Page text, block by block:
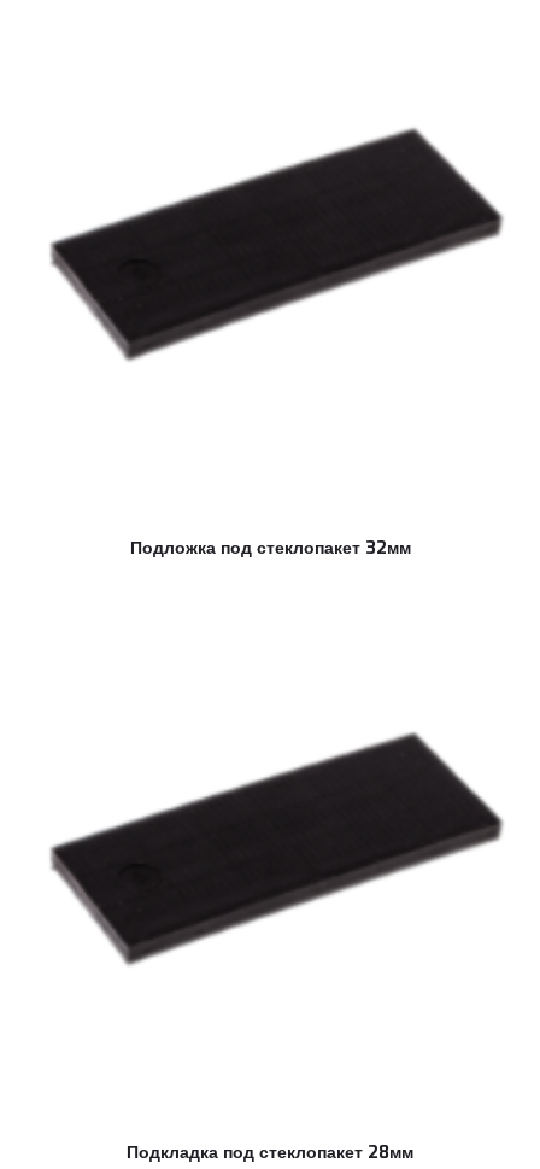
Подложка под стеклопакет 32мм
Подкладка под стеклопакет 28мм